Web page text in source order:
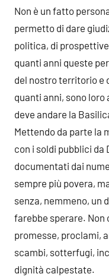
Non è un fatto
permetto di dare
politica, di
quanti anni queste
del nostro territorio e
quanti anni, sono loro
deve andare la
Mettendo da parte la
con i soldi pubblici da
documentati dai
sempre più povera,
senza, nemmeno, un
farebbe sperare. Non
promesse, proclami,
scambi, sotterfugi,
dignità calpestate.